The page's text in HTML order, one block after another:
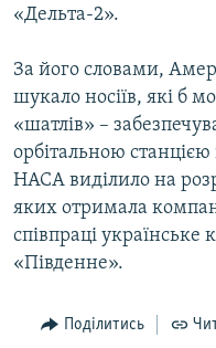
«Дельта-2».
За його словами,
шукало носіїв, які б
«шатлів» –
орбітальною
НАСА виділило на
яких отримала
співпраці українське
«Південне».
Поділитись